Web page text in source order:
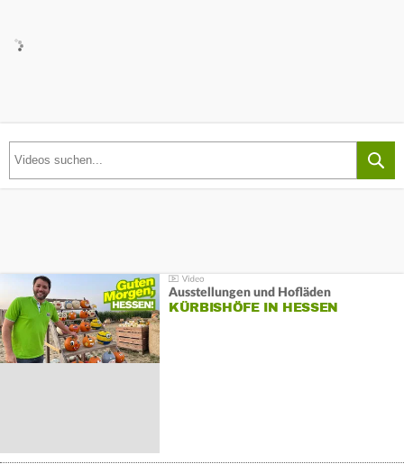
Ausstellungen und Hofläden
KÜRBISHÖFE IN HESSEN